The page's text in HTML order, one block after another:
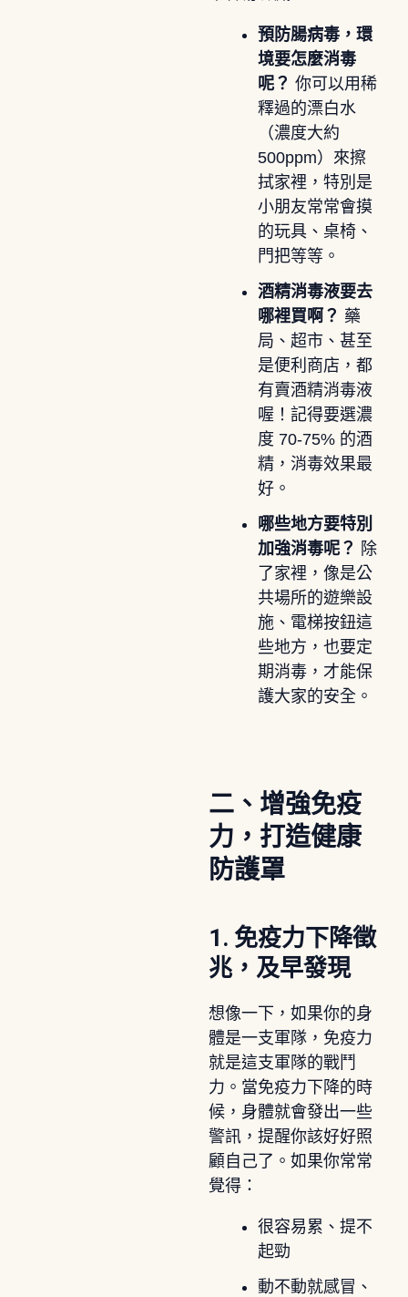
預防腸病毒，環
境要怎麼消毒
呢？ 你可以用稀
釋過的漂白水
（濃度大約
500ppm）來擦
拭家裡，特別是
小朋友常常會摸
的玩具、桌椅、
門把等等。
酒精消毒液要去
哪裡買啊？ 藥
局、超市、甚至
是便利商店，都
有賣酒精消毒液
喔！記得要選濃
度 70-75% 的酒
精，消毒效果最
好。
哪些地方要特別
加強消毒呢？ 除
了家裡，像是公
共場所的遊樂設
施、電梯按鈕這
些地方，也要定
期消毒，才能保
護大家的安全。
二、增強免疫
力，打造健康
防護罩
1. 免疫力下降徵
兆，及早發現
想像一下，如果你的身
體是一支軍隊，免疫力
就是這支軍隊的戰鬥
力。當免疫力下降的時
候，身體就會發出一些
警訊，提醒你該好好照
顧自己了。如果你常常
覺得：
很容易累、提不
起勁
動不動就感冒、